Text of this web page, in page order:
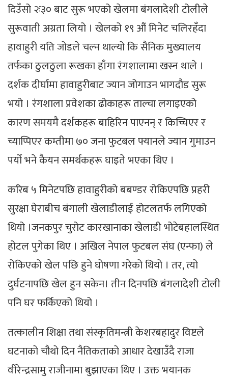
दिउँसो २ः३० बाट सुरू भएको खेलमा बंगलादेशी टोलीले
सुरूवाती अग्रता लियो । खेलको १९ औं मिनेट चलिरहँदा
हावाहुरी यति जोडले चल्न थाल्यो कि सैनिक मुख्यालय
तर्फका ठुलठुला रूखका हाँगा रंगशालामा खस्न थाले ।
दर्शक दीर्घामा हावाहुरीबाट ज्यान जोगाउन भागदौड सुरू
भयो । रंगशाला प्रवेशका ढोकाहरू ताल्चा लगाइएको
कारण समयमै दर्शकहरू बाहिरिन पाएनन् र किच्चिएर र
च्याप्पिएर कम्तीमा ७० जना फुटबल फ्यानले ज्यान गुमाउन
पर्यो भने कैयन समर्थकहरू घाइते भएका थिए ।
करिब ५ मिनेटपछि हावाहुरीको बबण्डर रोकिएपछि प्रहरी
सुरक्षा घेराबीच बंगाली खेलाडीलाई होटलतर्फ लगिएको
थियो ।जनकपुर चुरोट कारखानाका खेलाडी भोटेबहालस्थित
होटल पुगेका थिए । अखिल नेपाल फुटबल संघ (एन्फा) ले
रोकिएको खेल पछि हुने घोषणा गरेको थियो । तर, त्यो
दुर्घटनापछि खेल हुन सकेन। तीन दिनपछि बंगलादेशी टोली
पनि घर फर्किएको थियो ।
तत्कालीन शिक्षा तथा संस्कृतिमन्त्री केशरबहादुर विष्टले
घटनाको चौथो दिन नैतिकताको आधार देखाउँदै राजा
वीरेन्द्रसामु राजीनामा बुझाएका थिए । उक्त भयानक